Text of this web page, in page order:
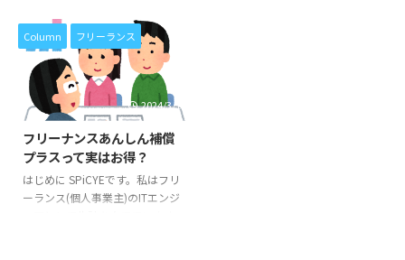
Column フリーランス
2024/3/18
フリーナンスあんしん補償
プラスって実はお得？
はじめに SPiCYEです。私はフリ
ーランス(個人事業主)のITエンジ